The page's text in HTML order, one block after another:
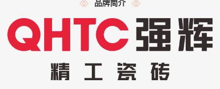
品牌简介